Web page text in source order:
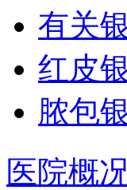
有关
红皮
脓包
医院概